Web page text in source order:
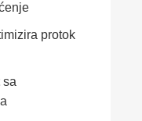
protok
sa